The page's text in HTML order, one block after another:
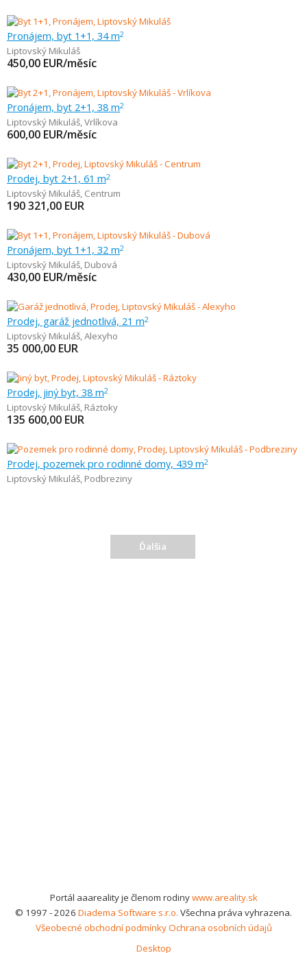
Pronájem, byt 1+1, 34 m2
Liptovský Mikuláš
450,00 EUR/měsíc
Pronájem, byt 2+1, 38 m2
Liptovský Mikuláš,Vrlíkova
600,00 EUR/měsíc
Prodej, byt 2+1, 61 m2
Liptovský Mikuláš, Centrum
190 321,00 EUR
Pronájem, byt 1+1, 32 m2
Liptovský Mikuláš, Dubová
430,00 EUR/měsíc
Prodej, garáž jednotlivá, 21 m2
Liptovský Mikuláš,Alexyho
35 000,00 EUR
Prodej, jiný byt, 38 m2
Liptovský Mikuláš, Ráztoky
135 600,00 EUR
Prodej, pozemek pro rodinné domy, 439 m2
Liptovský Mikuláš, Podbreziny
Ďalšia
Portál aaareality je členom rodinywww.areality.sk
© 1997 - 2026 Diadema Software s.r.o. Všechna práva vyhrazena.
Všeobecné obchodní podmínkyOchrana osobních údajů
Desktop